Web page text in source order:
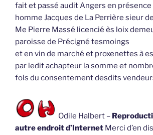
fait et passé audit Angers en présence
homme Jacques de La Perrière sieur
Me Pierre Massé licencié ès loix
paroisse de Précigné tesmoings
et en vin de marché et proxenettes à
par ledit achapteur la somme et
fols du consentement desdits
Odile Halbert –
autre endroit d’Internet Merci d’en